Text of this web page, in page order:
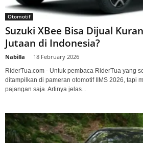
Otomotif
Suzuki XBee Bisa Dijual
Jutaan di Indonesia?
Nabilla 18 February 2026
RiderTua.com - Untuk pembaca RiderTua yang
ditampilkan di pameran otomotif IIMS 2026, tapi
pajangan saja. Artinya jelas...